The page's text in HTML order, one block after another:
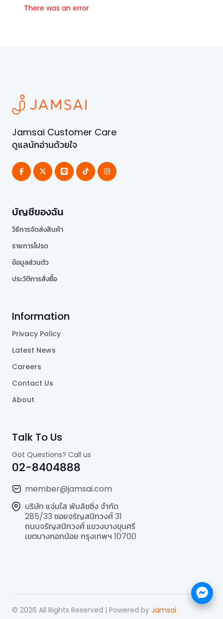
There was an error
Jamsai Customer Care
ดูแลนักอ่านด้วยใจ
บัญชีของฉัน
วิธีการจัดส่งสินค้า
รายการโปรด
ข้อมูลส่วนตัว
ประวัติการสั่งซื้อ
Information
Privacy Policy
Latest News
Careers
Contact Us
About
Talk To Us
Got Questions? Call us
02-8404888
member@jamsai.com
บริษัท แจ่มใส พับลิชชิ่ง จำกัด
285/33 ซอยจรัญสนิทวงศ์ 31
ถนนจรัญสนิทวงศ์ แขวงบางขุนศรี
เขตบางกอกน้อย กรุงเทพฯ 10700
© 2026 All Rights Reserved | Powered by Jamsai